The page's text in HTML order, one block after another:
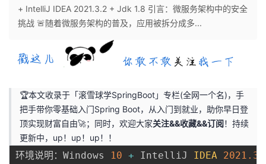
人
页
我
开
发
者
我
+ IntelliJ IDEA 2021.3.2 + Jdk 1.8 引言：微服务架构中的安全
挑战 🚨随着微服务架构的普及，应用被拆分成多...
🏆本文收录于「滚雪球学SpringBoot」专栏(全网一个名)，手
把手带你零基础入门Spring Boot，从入门到就业，助你早日登
顶实现财富自由🚀；同时，欢迎大家关注&&收藏&&订阅！持续
更新中，up！up！up！！
环境说明：Windows 10 + IntelliJ IDEA 2021.3